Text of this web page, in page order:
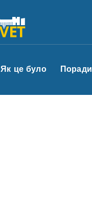
Як це було Поради